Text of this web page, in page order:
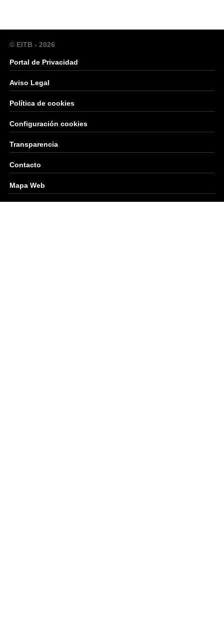
© EITB - 2026
Portal de Privacidad
Aviso Legal
Política de cookies
Configuración cookies
Transparencia
Contacto
Mapa Web